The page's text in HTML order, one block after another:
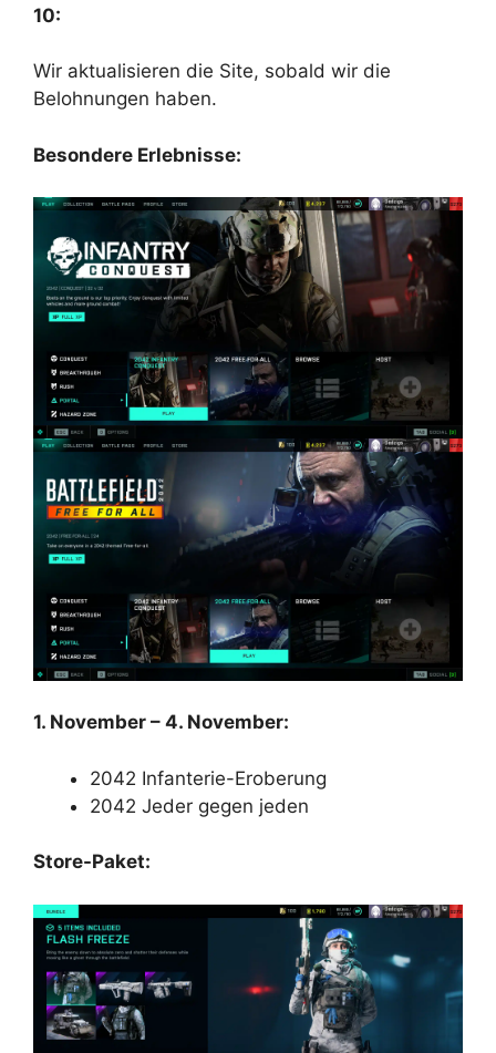
10:
Wir aktualisieren die Site, sobald wir die
Belohnungen haben.
Besondere Erlebnisse:
1. November – 4. November:
2042 Infanterie-Eroberung
2042 Jeder gegen jeden
Store-Paket: